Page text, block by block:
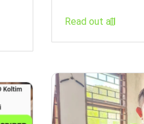
Read out all